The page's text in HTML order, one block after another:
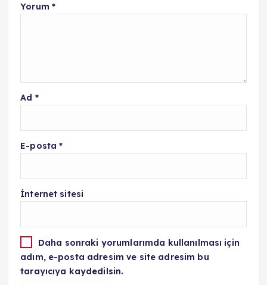
Yorum *
Ad *
E-posta*
İnternet sitesi
Daha sonraki yorumlarımda kullanılması için
adım, e-posta adresim ve site adresim bu
tarayıcıya kaydedilsin.